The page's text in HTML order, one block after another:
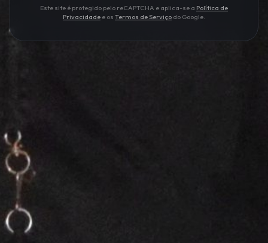
Este site é protegido pelo reCAPTCHA e aplica-se a Política de
Privacidade e os Termos de Serviço do Google.